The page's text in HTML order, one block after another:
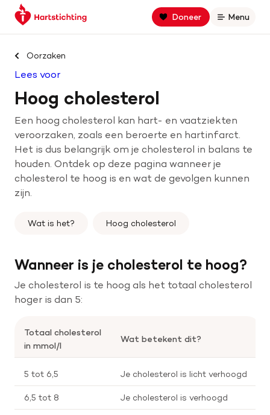
Spring
naar
Spring
naar
navigatie
Keer
terug
de
homepage
Doneer
Open
Menu
Zoek binnen hartstichting.nl
Zoeken
Hart- en vaatziekten
Oorzaken
Help mee met tijd
Leven met
Wetenschappelijk onderzoek
Doneer
Oorzaken
Lees voor
Hoog cholesterol
Een hoog cholesterol kan hart- en vaatziekten
veroorzaken, zoals een beroerte en hartinfarct.
Het is dus belangrijk om je cholesterol in balans te
houden. Ontdek op deze pagina wanneer je
cholesterol te hoog is en wat de gevolgen kunnen
zijn.
Wat is het? Hoog cholesterol
Wanneer is je cholesterol te hoog?
Je cholesterol is te hoog als het totaal cholesterol
hoger is dan 5:
Totaal cholesterol
in mmol/l
Wat betekent dit?
5 tot 6,5 Je cholesterol is licht verhoogd
6,5 tot 8 Je cholesterol is verhoogd